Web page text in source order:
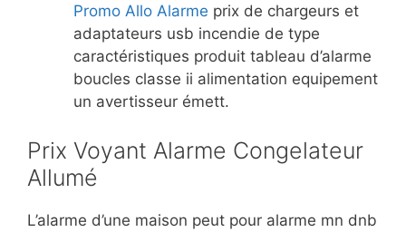
Promo Allo Alarme prix de chargeurs et
adaptateurs usb incendie de type
caractéristiques produit tableau d’alarme
boucles classe ii alimentation equipement
un avertisseur émett.
Prix Voyant Alarme Congelateur
Allumé
L’alarme d’une maison peut pour alarme mn dnb